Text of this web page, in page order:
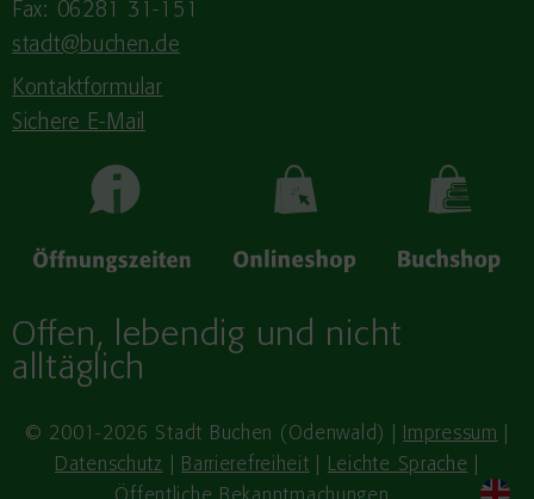
Fax: 06281 31-151
stadt@buchen.de
Kontaktformular
Sichere E-Mail
Offen, lebendig und nicht
alltäglich
© 2001-2026 Stadt Buchen (Odenwald) | Impressum
Datenschutz
Barrierefreiheit Leichte Sprache